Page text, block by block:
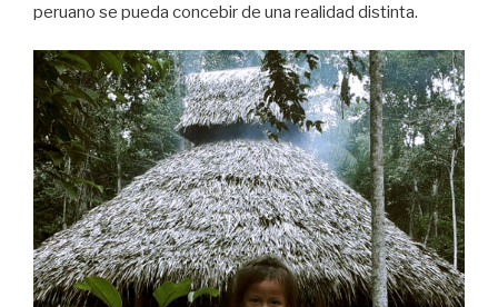
peruano se pueda concebir de una realidad distinta.